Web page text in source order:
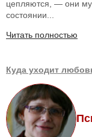
цепляются, — они
состоянии...
Читать полностью
Куда уходит